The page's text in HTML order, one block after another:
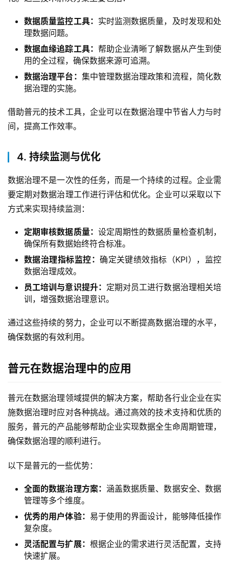
新
决
方
案
生
态
与
合
作
与
持
了
解
普
系
我
们
数据质量监控工具： 实时监测数据质量，及时发现和处
理数据问题。
数据血缘追踪工具： 帮助企业清晰了解数据从产生到使
用的全过程，确保数据来源可追溯。
数据治理平台： 集中管理数据治理政策和流程，简化数
据治理的实施。
借助普元的技术工具，企业可以在数据治理中节省人力与时
间，提高工作效率。
4. 持续监测与优化
数据治理不是一次性的任务，而是一个持续的过程。企业需
要定期对数据治理工作进行评估和优化。企业可以采取以下
方式来实现持续监测：
定期审核数据质量： 设定周期性的数据质量检查机制，
确保所有数据始终符合标准。
数据治理指标监控：确定关键绩效指标（KPI），监控
数据治理成效。
员工培训与意识提升： 定期对员工进行数据治理相关培
训，增强数据治理意识。
通过这些持续的努力，企业可以不断提高数据治理的水平，
确保数据的有效利用。
普元在数据治理中的应用
普元在数据治理领域提供的解决方案，帮助各行业企业在实
施数据治理时应对各种挑战。通过高效的技术支持和优质的
服务，普元的产品能够帮助企业实现数据全生命周期管理，
确保数据治理的顺利进行。
以下是普元的一些优势：
全面的数据治理方案： 涵盖数据质量、数据安全、数据
管理等多个维度。
优秀的用户体验： 易于使用的界面设计，能够降低操作
复杂度。
灵活配置与扩展： 根据企业的需求进行灵活配置，支持
快速扩展。